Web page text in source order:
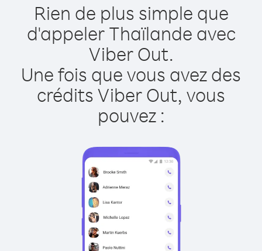
Rien de plus simple que
d'appeler Thaïlande avec
Viber Out.
Une fois que vous avez des
crédits Viber Out, vous
pouvez :